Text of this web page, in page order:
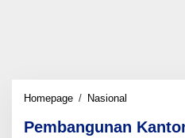
Homepage / Nasional
Lurah
Pembangunan